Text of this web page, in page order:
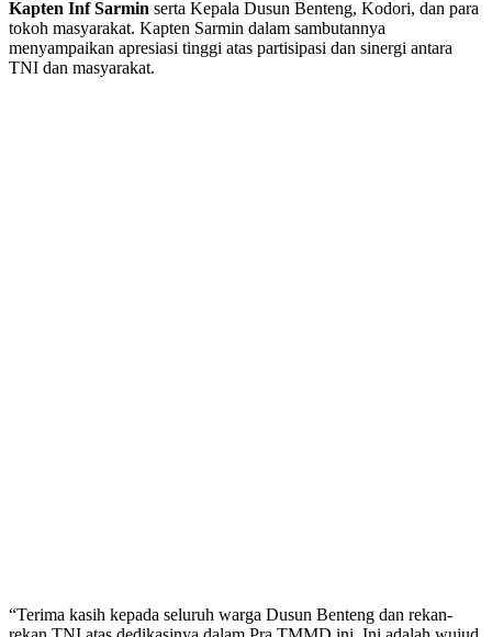
Kapten Inf Sarmin serta Kepala Dusun Benteng, Kodori, dan para
tokoh masyarakat. Kapten Sarmin dalam sambutannya
menyampaikan apresiasi tinggi atas partisipasi dan sinergi antara
TNI dan masyarakat.
“Terima kasih kepada seluruh warga Dusun Benteng dan rekan-